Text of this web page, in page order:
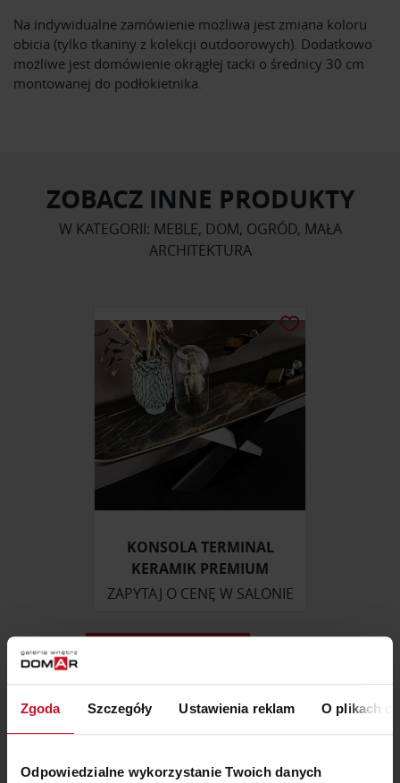
Zgoda Szczegóły Ustawienia reklam O plikach
Odpowiedzialne wykorzystanie Twoich danych
Na indywidualne zamówienie możliwa jest zmiana koloru
obicia (tylko tkaniny z kolekcji outdoorowych). Dodatkowo
możliwe jest domówienie okrągłej tacki o średnicy 30 cm
montowanej do podłokietnika.
ZOBACZ INNE PRODUKTY
W KATEGORII: MEBLE, DOM, OGRÓD, MAŁA
ARCHITEKTURA
KONSOLA TERMINAL
KERAMIK PREMIUM
ZAPYTAJ O CENĘ W SALONIE